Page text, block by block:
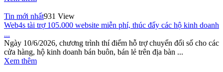
Tin mới nhất931 View
Web4s tài trợ 105.000 website miễn phí, thúc đẩy các hộ kinh doanh
...
Ngày 10/6/2026, chương trình thí điểm hỗ trợ chuyển đổi số cho các
cửa hàng, hộ kinh doanh bán buôn, bán lẻ trên địa bàn ...
Xem thêm